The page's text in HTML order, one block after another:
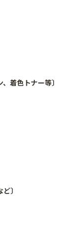
着色トナー等〕
〕